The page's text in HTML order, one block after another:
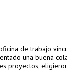
de trabajo
una buena
proyectos,